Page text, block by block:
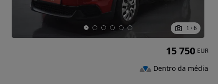
1 / 6
15 750 EUR
Dentro da média